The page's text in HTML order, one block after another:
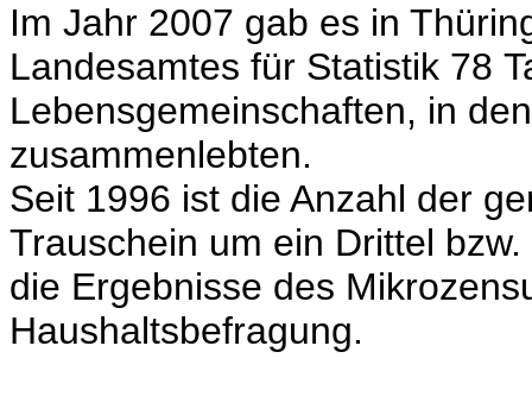
Im Jahr 2007 gab es in
Landesamtes für Statistik 78
Lebensgemeinschaften, in
zusammenlebten.
Seit 1996 ist die Anzahl der
Trauschein um ein Drittel
die Ergebnisse des
Haushaltsbefragung.